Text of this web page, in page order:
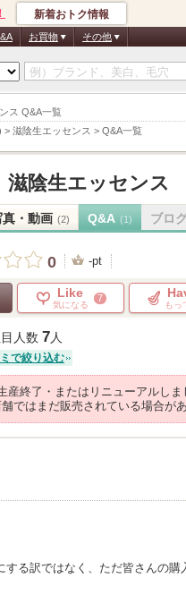
ス Q&A一覧
> 滋陰生エッセンス > Q&A一覧
新着おトク情報
お買物 その他
滋陰生エッセンス
・動画 (2) Q&A (1) ブロ
0 -pt
Like
気になる
7
もっ
人数 7人
で絞り込む
産終了・またはリニューアルしま
舗ではまだ販売されている場合が
する訳ではなく、ただ皆さんの